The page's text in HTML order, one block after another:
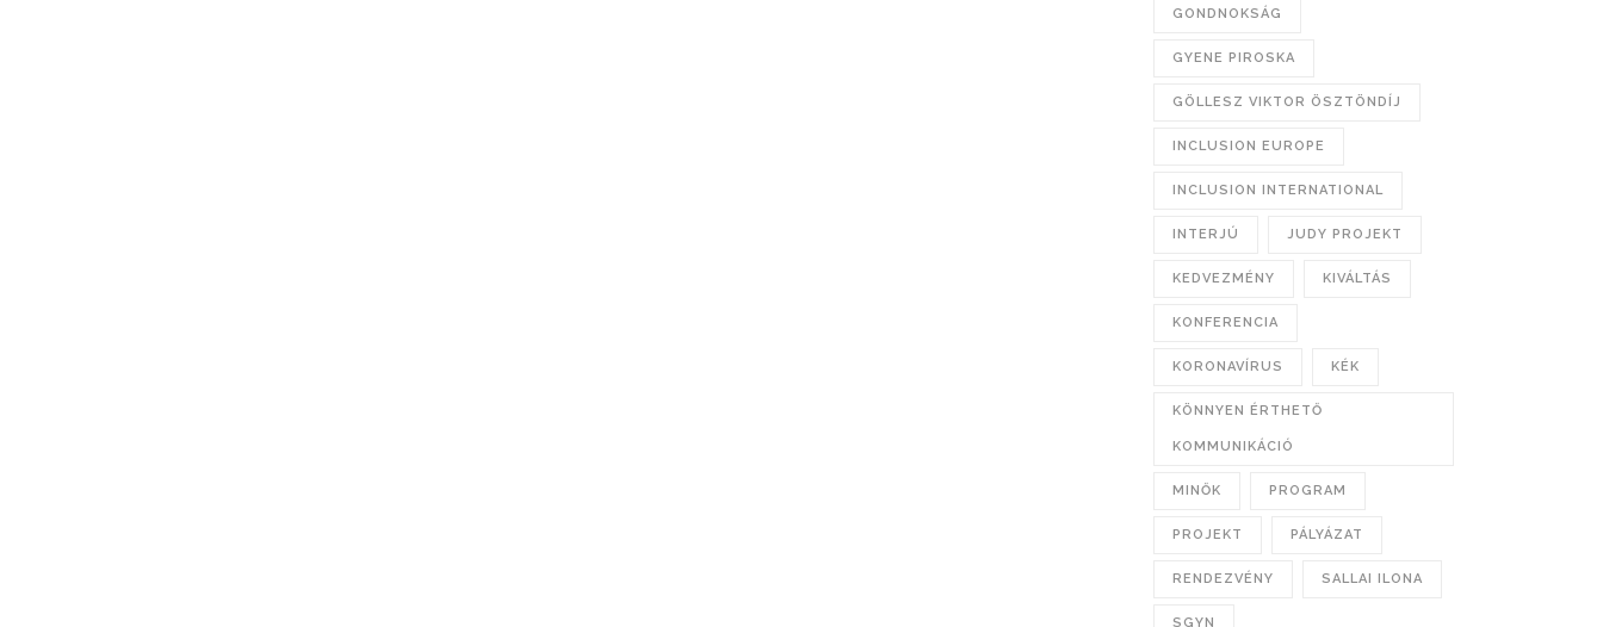
GONDNOKSÁG
GYENE PIROSKA
GÖLLESZ VIKTOR ÖSZTÖNDÍJ
INCLUSION EUROPE
INCLUSION INTERNATIONAL
INTERJÚ JUDY PROJEKT
KEDVEZMÉNY KIVÁLTÁS
KONFERENCIA
KORONAVÍRUS KÉK
KÖNNYEN ÉRTHETŐ
KOMMUNIKÁCIÓ
MINŐK PROGRAM
PROJEKT PÁLYÁZAT
RENDEZVÉNY SALLAI ILONA
SGYN